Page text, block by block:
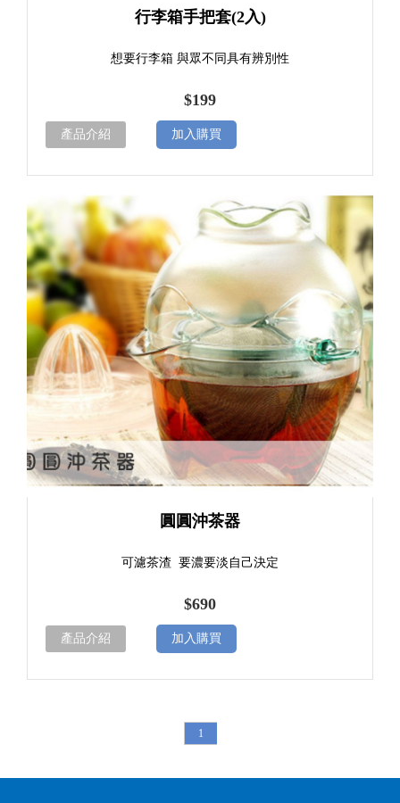
行李箱手把套(2入)
想要行李箱 與眾不同具有辨別性
$199
產品介紹 加入購買
圓圓沖茶器
可濾茶渣 要濃要淡自己決定
$690
產品介紹 加入購買
1